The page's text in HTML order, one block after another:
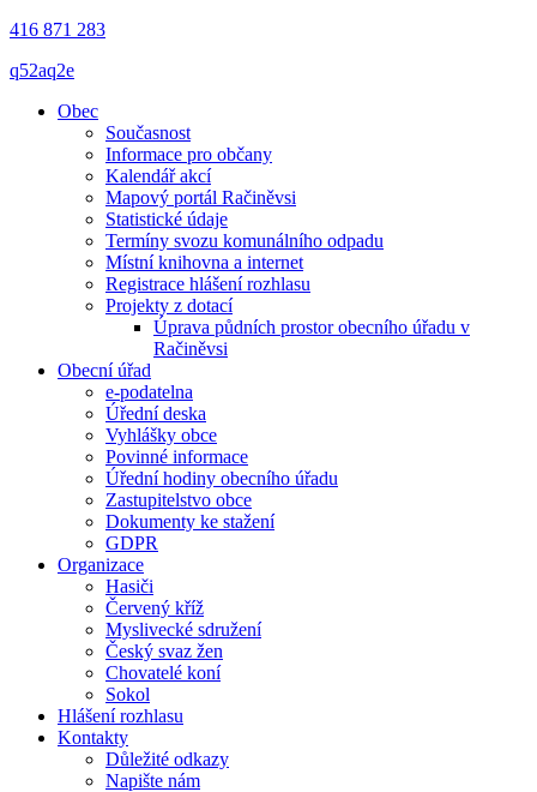
416 871 283
q52aq2e
Obec
Současnost
Informace pro občany
Kalendář akcí
Mapový portál Račiněvsi
Statistické údaje
Termíny svozu komunálního odpadu
Místní knihovna a internet
Registrace hlášení rozhlasu
Projekty z dotací
Úprava půdních prostor obecního úřadu v
Račiněvsi
Obecní úřad
e-podatelna
Úřední deska
Vyhlášky obce
Povinné informace
Úřední hodiny obecního úřadu
Zastupitelstvo obce
Dokumenty ke stažení
GDPR
Organizace
Hasiči
Červený kříž
Myslivecké sdružení
Český svaz žen
Chovatelé koní
Sokol
Hlášení rozhlasu
Kontakty
Důležité odkazy
Napište nám